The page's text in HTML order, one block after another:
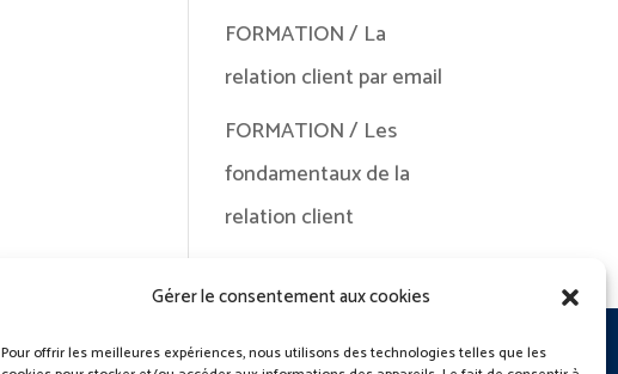
Gérer le consentement aux cookies
Pour offrir les meilleures expériences, nous utilisons des technologies telles que les
FORMATION / La
relation client par email
FORMATION / Les
fondamentaux de la
relation client